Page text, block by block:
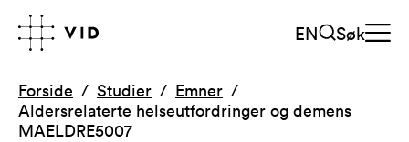
EN Søk
Forside Studier
Emner
Aldersrelaterte helseutfordringer og demens
MAELDRE5007